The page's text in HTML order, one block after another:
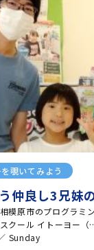
覗いてみよう
仲良し3兄妹
模原市のプログラミ
クール イトーヨー（
Sunday